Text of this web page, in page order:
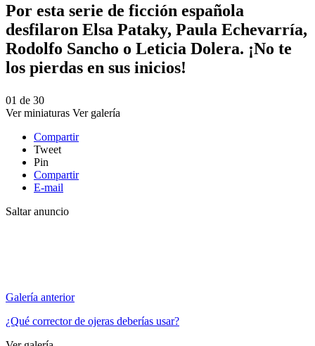
Por esta serie de ficción española
desfilaron Elsa Pataky, Paula Echevarría,
Rodolfo Sancho o Leticia Dolera. ¡No te
los pierdas en sus inicios!
01 de 30
Ver miniaturas Ver galería
Compartir
Tweet
Pin
Compartir
E-mail
Saltar anuncio
Galería anterior
¿Qué corrector de ojeras deberías usar?